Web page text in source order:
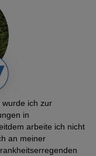
ich zur
in
arbeite ich nicht
an meiner